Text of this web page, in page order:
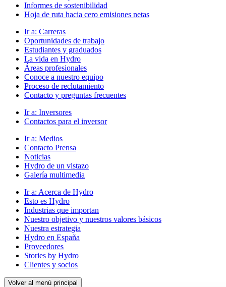
Informes de sostenibilidad
Hoja de ruta hacia cero emisiones netas
Ir a: Carreras
Oportunidades de trabajo
Estudiantes y graduados
La vida en Hydro
Áreas profesionales
Conoce a nuestro equipo
Proceso de reclutamiento
Contacto y preguntas frecuentes
Ir a: Inversores
Contactos para el inversor
Ir a: Medios
Contacto Prensa
Noticias
Hydro de un vistazo
Galería multimedia
Ir a: Acerca de Hydro
Esto es Hydro
Industrias que importan
Nuestro objetivo y nuestros valores básicos
Nuestra estrategia
Hydro en España
Proveedores
Stories by Hydro
Clientes y socios
Volver al menú principal